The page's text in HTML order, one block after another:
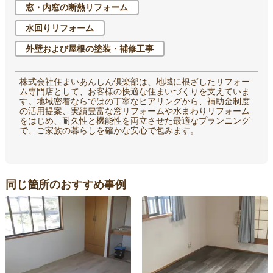
窓・内窓の断熱リフォーム
水回りリフォーム
外壁および屋根の塗装・補修工事
株式会社住まいあんしん倶楽部は、地域に根ざしたリフォー
ム専門店として、お客様の快適な住まいづくりを支えていま
す。地域密着ならではの丁寧なヒアリングから、補助金制度
の活用提案、実績豊富な窓リフォームや水まわりリフォーム
をはじめ、耐久性と機能性を両立させた最適なプランニング
で、ご家族の暮らしを確かな安心で包みます。
同じ箇所のおすすめ事例